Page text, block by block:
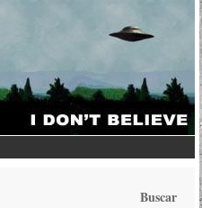
Buscar